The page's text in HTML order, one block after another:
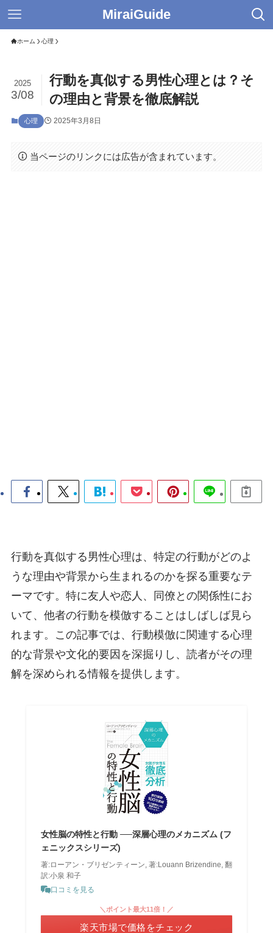
MiraiGuide
ホーム 心理
行動を真似する男性心理とは？そ
の理由と背景を徹底解説
2025
3/08
心理 2025年3月8日
当ページのリンクには広告が含まれています。
行動を真似する男性心理は、特定の行動がどのよ
うな理由や背景から生まれるのかを探る重要なテ
ーマです。特に友人や恋人、同僚との関係性にお
いて、他者の行動を模倣することはしばしば見ら
れます。この記事では、行動模倣に関連する心理
的な背景や文化的要因を深掘りし、読者がその理
解を深められる情報を提供します。
女性脳の特性と行動 ──深層心理のメカニズム (フ
ェニックスシリーズ)
著:ローアン・ブリゼンティーン, 著:Louann Brizendine, 翻
訳:小泉 和子
口コミを見る
＼ポイント最大11倍！／
楽天市場で価格をチェック